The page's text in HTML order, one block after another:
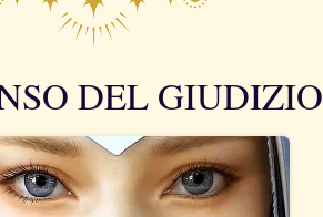
DEL GIUDIZIO